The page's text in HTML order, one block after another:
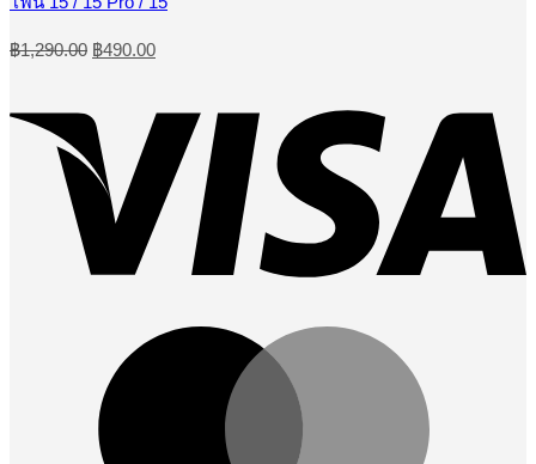
options
be
product
฿1,290.00 Original
price
฿1,290.00.
฿490.00Current
price
฿490.00.